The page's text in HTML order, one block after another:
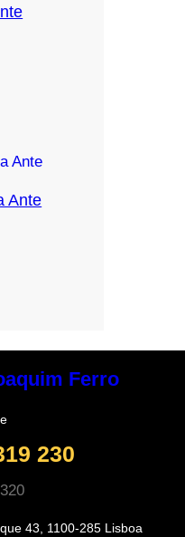
Ante
Ferro
230
43, 1100-285 Lisboa